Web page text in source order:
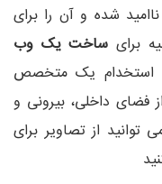
شده و آن را برای
برای ساخت یک وب
استخدام یک متخصص
داخلی، بیرونی و
از تصاویر برای